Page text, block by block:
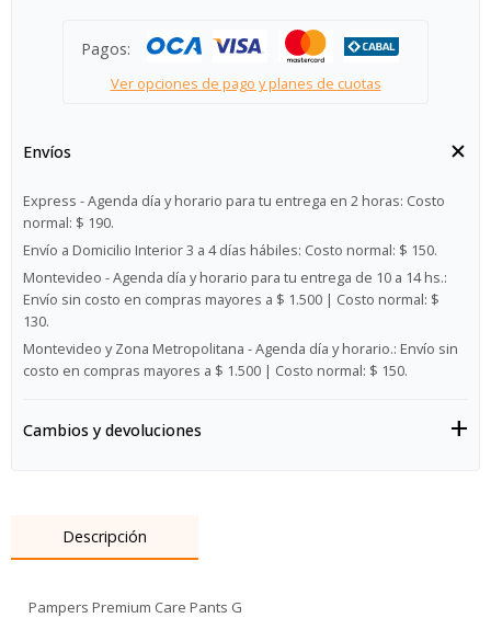
Pagos:
Ver opciones de pago y planes de cuotas
Envíos
Express - Agenda día y horario para tu entrega en 2 horas: Costo
normal: $ 190.
Envío a Domicilio Interior 3 a 4 días hábiles: Costo normal: $ 150.
Montevideo - Agenda día y horario para tu entrega de 10 a 14 hs.:
Envío sin costo en compras mayores a $ 1.500 | Costo normal: $
130.
Montevideo y Zona Metropolitana - Agenda día y horario.: Envío sin
costo en compras mayores a $ 1.500 | Costo normal: $ 150.
Cambios y devoluciones
Descripción
Pampers Premium Care Pants G